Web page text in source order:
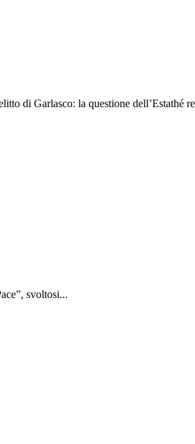
di Garlasco: la questione dell’Estathé
svoltosi...